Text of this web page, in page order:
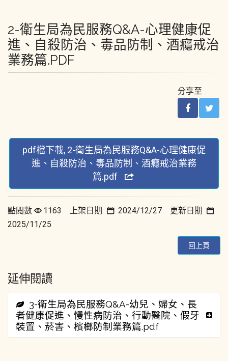
2-衛生局為民服務Q&A-心理健康促
進、自殺防治、毒品防制、酒癮戒治
業務篇.PDF
分享至
pdf檔下載, 2-衛生局為民服務Q&A-心理健康促
進、自殺防治、毒品防制、酒癮戒治業務
篇.pdf
點閱數 1163 上架日期
2024/12/27 更新日期
2025/11/25
回上頁
延伸閱讀
3-衛生局為民服務Q&A-幼兒、婦女、長
者健康促進、慢性病防治、行動醫院、假牙
裝置、菸害、檳榔防制業務篇.pdf